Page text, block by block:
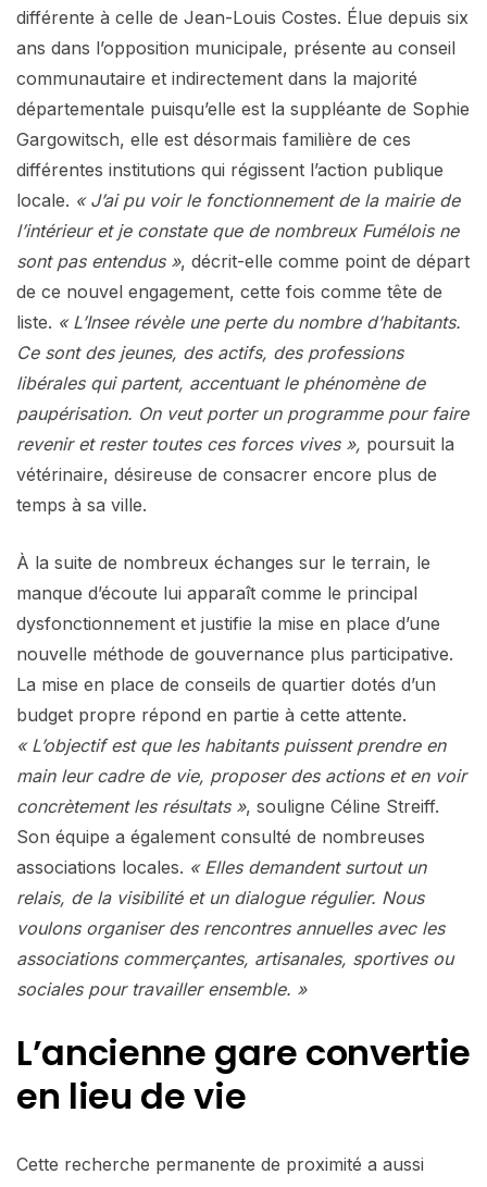
différente à celle de Jean-Louis Costes. Élue depuis six
ans dans l’opposition municipale, présente au conseil
communautaire et indirectement dans la majorité
départementale puisqu’elle est la suppléante de Sophie
Gargowitsch, elle est désormais familière de ces
différentes institutions qui régissent l’action publique
locale. « J’ai pu voir le fonctionnement de la mairie de
l’intérieur et je constate que de nombreux Fumélois ne
sont pas entendus », décrit-elle comme point de départ
de ce nouvel engagement, cette fois comme tête de
liste. « L’Insee révèle une perte du nombre d’habitants.
Ce sont des jeunes, des actifs, des professions
libérales qui partent, accentuant le phénomène de
paupérisation. On veut porter un programme pour faire
revenir et rester toutes ces forces vives », poursuit la
vétérinaire, désireuse de consacrer encore plus de
temps à sa ville.
À la suite de nombreux échanges sur le terrain, le
manque d’écoute lui apparaît comme le principal
dysfonctionnement et justifie la mise en place d’une
nouvelle méthode de gouvernance plus participative.
La mise en place de conseils de quartier dotés d’un
budget propre répond en partie à cette attente.
« L’objectif est que les habitants puissent prendre en
main leur cadre de vie, proposer des actions et en voir
concrètement les résultats », souligne Céline Streiff.
Son équipe a également consulté de nombreuses
associations locales. « Elles demandent surtout un
relais, de la visibilité et un dialogue régulier. Nous
voulons organiser des rencontres annuelles avec les
associations commerçantes, artisanales, sportives ou
sociales pour travailler ensemble. »
L’ancienne gare convertie
en lieu de vie
Cette recherche permanente de proximité a aussi